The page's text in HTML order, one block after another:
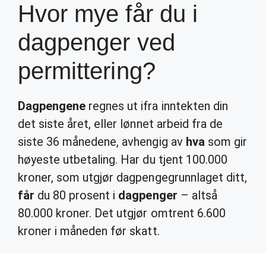
Hvor mye får du i
dagpenger ved
permittering?
Dagpengene regnes ut ifra inntekten din
det siste året, eller lønnet arbeid fra de
siste 36 månedene, avhengig av hvasom gir
høyeste utbetaling. Har du tjent 100.000
kroner, som utgjør dagpengegrunnlaget ditt,
får du 80 prosent i dagpenger – altså
80.000 kroner. Det utgjør omtrent 6.600
kroner i måneden før skatt.